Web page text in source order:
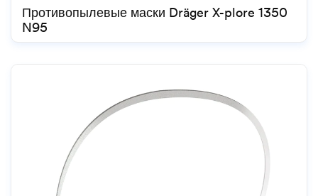
Противопылевые маски Dräger X-plore 1350
N95